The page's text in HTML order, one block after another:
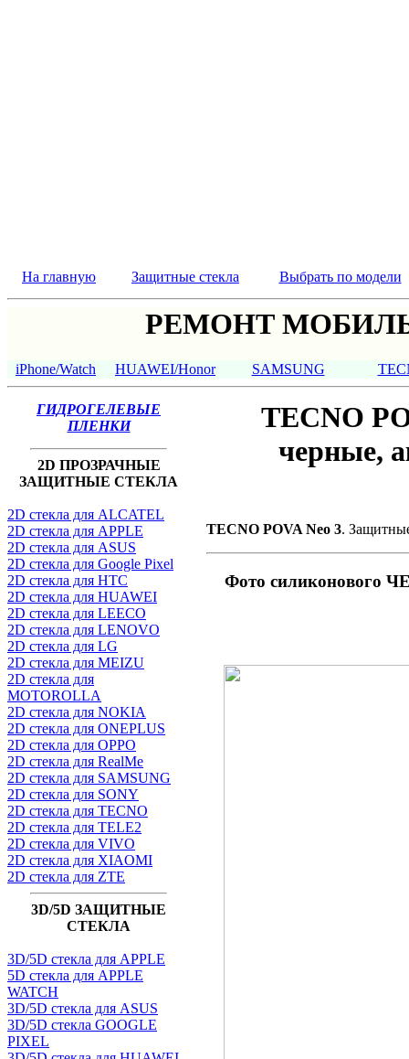
На главную Защитные стекла Выбрать по модели
РЕМОНТ
iPhone/Watch HUAWEI/Honor SAMSUNG
ГИДРОГЕЛЕВЫЕ
ПЛЕНКИ
2D ПРОЗРАЧНЫЕ
ЗАЩИТНЫЕ СТЕКЛА
2D стекла для ALCATEL
2D стекла для APPLE
2D стекла для ASUS
2D стекла для Google Pixel
2D стекла для HTC
2D стекла для HUAWEI
2D стекла для LEECO
2D стекла для LENOVO
2D стекла для LG
2D стекла для MEIZU
2D стекла для
MOTOROLLA
2D стекла для NOKIA
2D стекла для ONEPLUS
2D стекла для OPPO
2D стекла для RealMe
2D стекла для SAMSUNG
2D стекла для SONY
2D стекла для TECNO
2D стекла для TELE2
2D стекла для VIVO
2D стекла для XIAOMI
2D стекла для ZTE
3D/5D ЗАЩИТНЫЕ
СТЕКЛА
3D/5D стекла для APPLE
5D стекла для APPLE
WATCH
3D/5D стекла для ASUS
3D/5D стекла GOOGLE
PIXEL
TECNO
черные,
TECNO POVA Neo 3.
Фото